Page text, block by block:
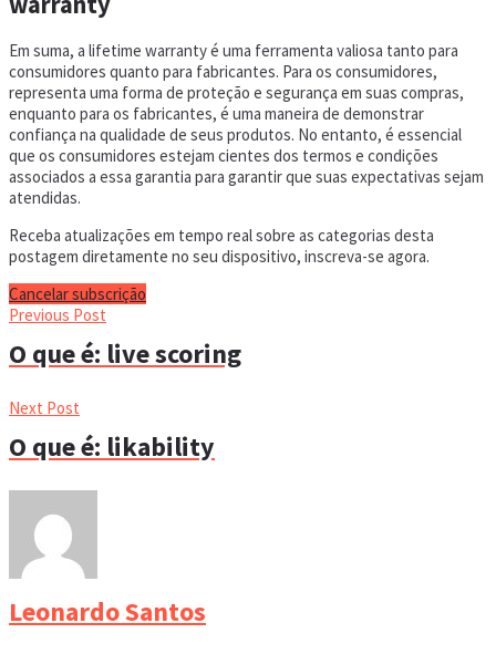
Em suma, a lifetime warranty é uma ferramenta valiosa tanto para
consumidores quanto para fabricantes. Para os consumidores,
representa uma forma de proteção e segurança em suas compras,
enquanto para os fabricantes, é uma maneira de demonstrar
confiança na qualidade de seus produtos. No entanto, é essencial
que os consumidores estejam cientes dos termos e condições
associados a essa garantia para garantir que suas expectativas sejam
atendidas.
Receba atualizações em tempo real sobre as categorias desta
postagem diretamente no seu dispositivo, inscreva-se agora.
Cancelar subscrição
Previous Post
O que é: live scoring
Next Post
O que é: likability
Leonardo Santos